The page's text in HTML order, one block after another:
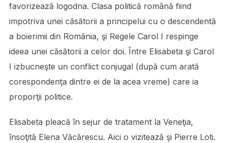
favorizează logodna. Clasa politică română fiind
impotriva unei căsătorii a principelui cu o descendentă
a boierimii din România, şi Regele Carol I respinge
ideea unei căsătorii a celor doi. Între Elisabeta şi Carol
I izbucneşte un conflict conjugal (după cum arată
corespondenţa dintre ei de la acea vreme) care ia
proporţii politice.
Elisabeta pleacă în sejur de tratament la Veneţia,
însoţită Elena Văcărescu. Aici o vizitează şi Pierre Loti.